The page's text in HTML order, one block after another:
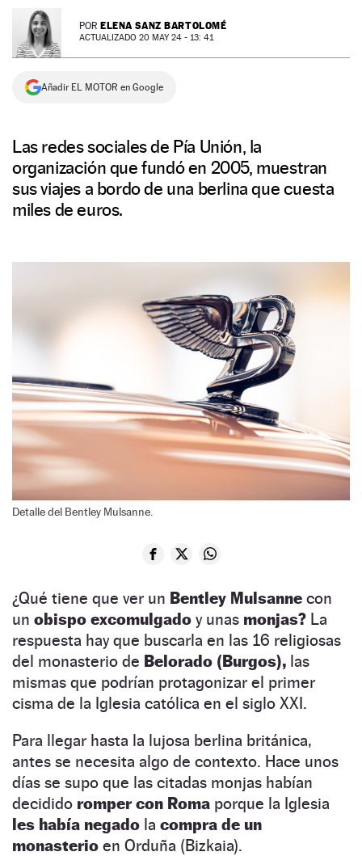
NEWSLETTER POR ELENA SANZ BARTOLOMÉ
ACTUALIZADO 20 MAY 24 - 13: 41
Añadir EL MOTOR en Google
Las redes sociales de Pía Unión, la
organización que fundó en 2005, muestran
sus viajes a bordo de una berlina que cuesta
miles de euros.
Detalle del Bentley Mulsanne.
¿Qué tiene que ver un Bentley Mulsanne con
un obispo excomulgado y unas monjas? La
respuesta hay que buscarla en las 16 religiosas
del monasterio de Belorado (Burgos), las
mismas que podrían protagonizar el primer
cisma de la Iglesia católica en el siglo XXI.
Para llegar hasta la lujosa berlina británica,
antes se necesita algo de contexto. Hace unos
días se supo que las citadas monjas habían
decidido romper con Roma porque la Iglesia
les había negado la compra de un
monasterio en Orduña (Bizkaia).